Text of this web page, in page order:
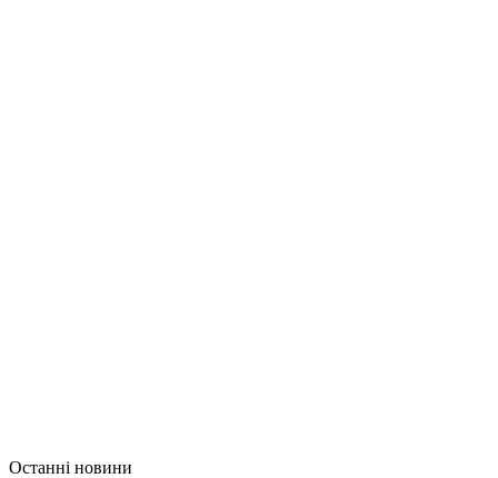
Останні новини